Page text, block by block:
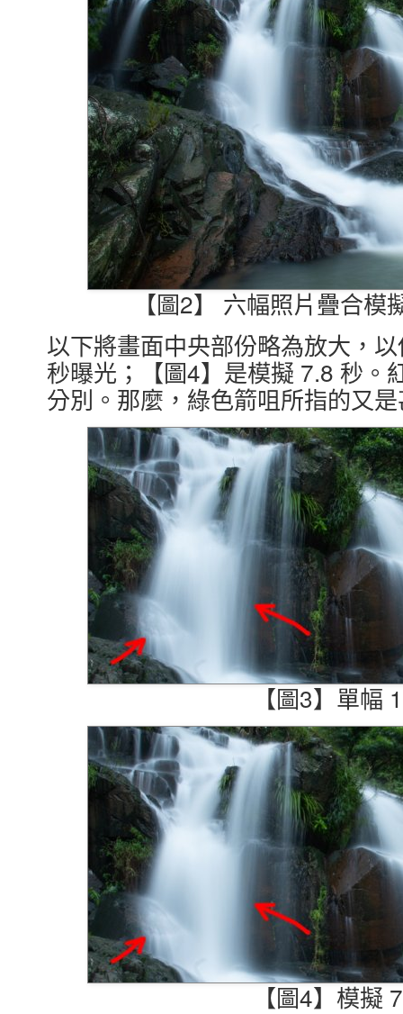
【圖2】 六幅照片疊合
以下將畫面中央部份略為放大，
秒曝光；【圖4】是模擬 7.8 秒。
分別。那麼，綠色箭咀所指的又
【圖3】單幅
【圖4】模擬